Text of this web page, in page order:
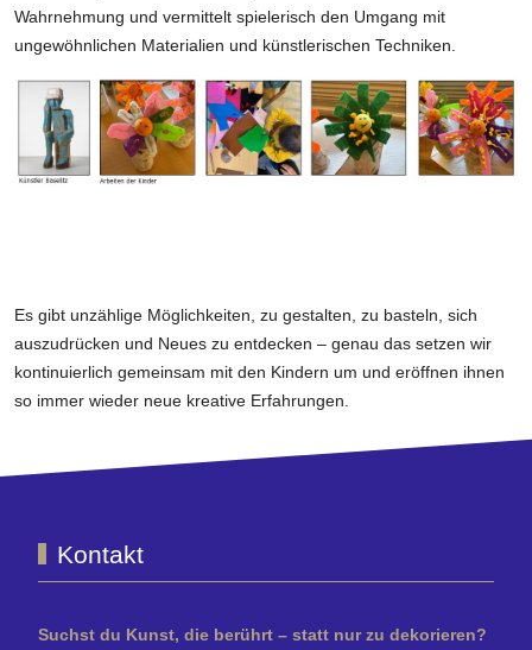
Wahrnehmung und vermittelt spielerisch den Umgang mit
ungewöhnlichen Materialien und künstlerischen Techniken.
Es gibt unzählige Möglichkeiten, zu gestalten, zu basteln, sich
auszudrücken und Neues zu entdecken – genau das setzen wir
kontinuierlich gemeinsam mit den Kindern um und eröffnen ihnen
so immer wieder neue kreative Erfahrungen.
Kontakt
Suchst du Kunst, die berührt – statt nur zu dekorieren?